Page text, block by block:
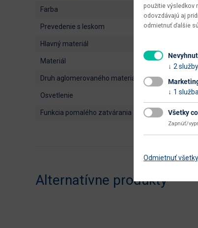
farba
prevedenie s leskom
hlavný materiál
materiál
druh aglomerovaného materiálu
osvetlenie
funkcia pomalého zatvárania
Alternatívne produkty
použitie výsledkov
odovzdávajú aj
odmietnuť ďalšie
2 služby
1 služba
Všetky
Zapnúť/
Odmietnuť všetky